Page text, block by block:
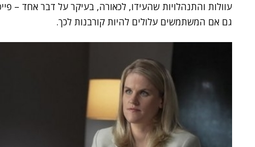
עוולות והתנהלויות שהעידו, לכאורה, בעיקר על דבר אחד –
גם אם המשתמשים עלולים להיות קורבנות לכך.